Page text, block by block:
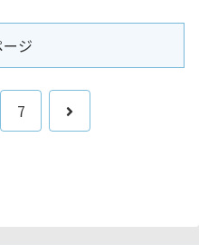
ジ
7
次